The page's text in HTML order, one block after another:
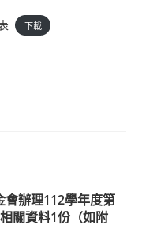
下載
會辦理112學年度第
關資料1份（如附